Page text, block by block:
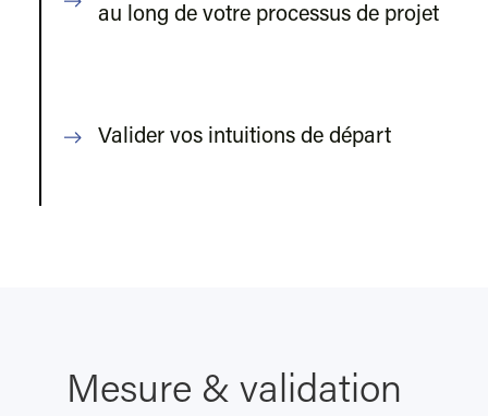
au long de votre processus de projet
Valider vos intuitions de départ
Mesure & validation